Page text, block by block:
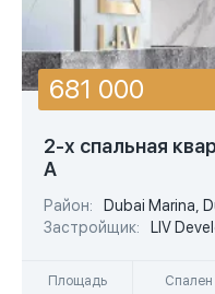
2-х спальная
A
Район:
Dubai Marina,
Застройщик:
LIV
Площадь Спален
681 000